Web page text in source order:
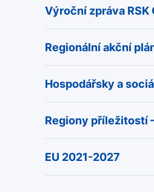
Výroční zpráva RSK
Regionální akční
Hospodářsky a
Regiony příležitostí
EU 2021-2027